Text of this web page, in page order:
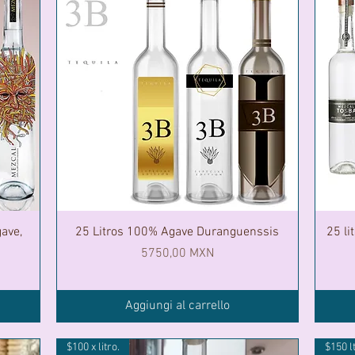
25 Litros 100% Agave Duranguenssis
Prezzo
5750,00 MXN
Aggiungi al carrello
25
$100 x litro. $150